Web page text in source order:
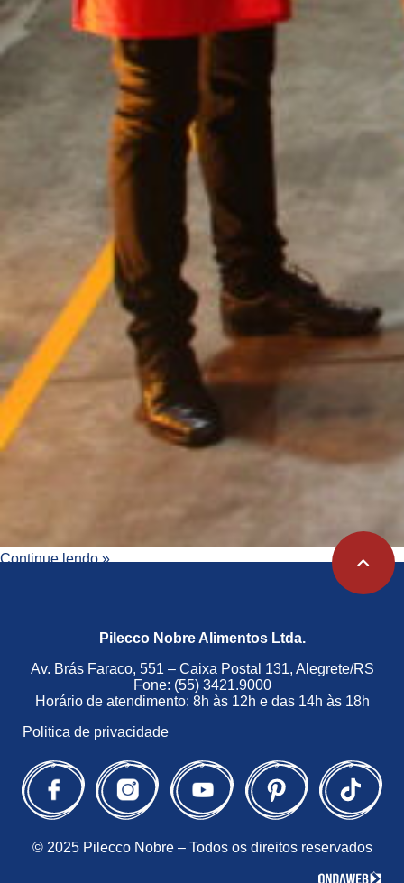
Continue lendo »
Pilecco Nobre Alimentos Ltda.
Av. Brás Faraco, 551 – Caixa Postal 131, Alegrete/RS
Fone: (55) 3421.9000
Horário de atendimento: 8h às 12h e das 14h às 18h
Politica de privacidade
© 2025 Pilecco Nobre – Todos os direitos reservados